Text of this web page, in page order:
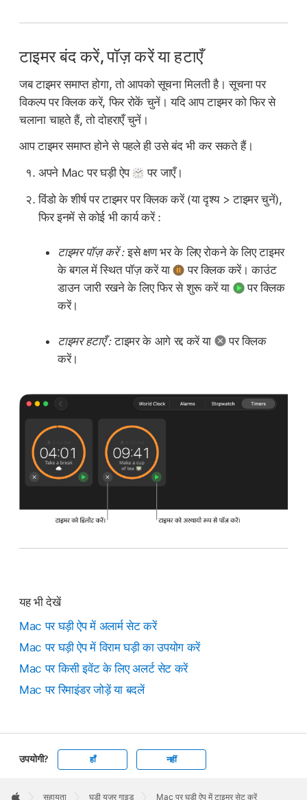
टाइमर बंद करें, पॉज़ करें या हटाएँ
जब टाइमर समाप्त होगा, तो आपको सूचना मिलती है। सूचना पर
विकल्प पर क्लिक करें, फिर रोकें चुनें। यदि आप टाइमर को फिर से
चलाना चाहते हैं, तो दोहराएँ चुनें।
आप टाइमर समाप्त होने से पहले ही उसे बंद भी कर सकते हैं।
अपने Mac पर घड़ी ऐप
पर जाएँ।
विंडो के शीर्ष पर टाइमर पर क्लिक करें (या दृश्य > टाइमर चुनें),
फिर इनमें से कोई भी कार्य करें :
टाइमर पॉज़ करें :इसे क्षण भर के लिए रोकने के लिए टाइमर
के बगल में स्थित पॉज़ करें या
पर क्लिक करें। काउंट
डाउन जारी रखने के लिए फिर से शुरू करें या
पर क्लिक
करें।
टाइमर हटाएँ :टाइमर के आगे रद्द करें या
पर क्लिक
करें।
यह भी देखें
Mac पर घड़ी ऐप में अलार्म सेट करें
Mac पर घड़ी ऐप में विराम घड़ी का उपयोग करें
Mac पर किसी इवेंट के लिए अलर्ट सेट करें
Mac पर रिमाइंडर जोड़ें या बदलें
उपयोगी? हाँ नहीं
Footer
 सहायता घड़ी यूज़र गाइड Mac पर घड़ी ऐप में टाइमर सेट करें